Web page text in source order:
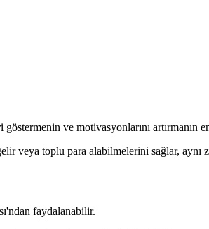
ve motivasyonlarını artırmanın
veya toplu para alabilmelerini sağlar, aynı
faydalanabilir.